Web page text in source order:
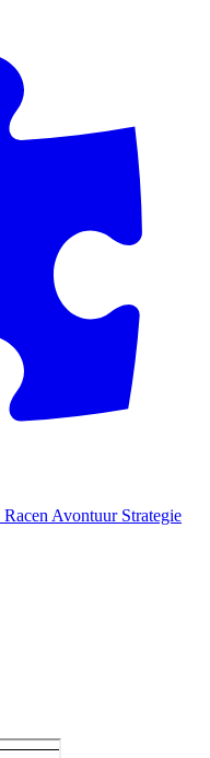
Racen Avontuur Strategie